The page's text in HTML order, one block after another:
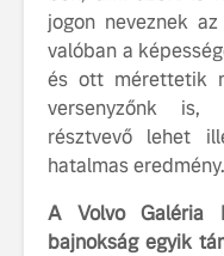
jogon neveznek
valóban a
és ott mérettetik
versenyzőnk is,
résztvevő lehet
hatalmas eredmény.
A Volvo Galéria
bajnokság egyik